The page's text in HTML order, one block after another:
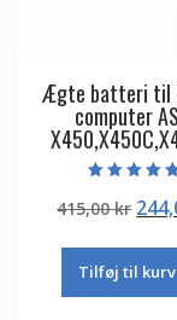
Ægte batteri til
computer
5.00
ud af 5
415,00kr Den
pris
var:
Tilføj til kurv